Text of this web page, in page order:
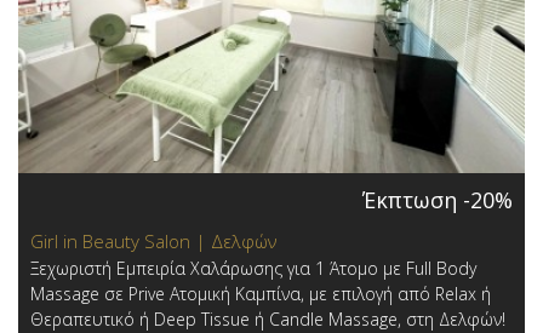
Έκπτωση -20%
Girl in Beauty Salon | Δελφών
Ξεχωριστή Εμπειρία Χαλάρωσης για 1 Άτομο με Full Body
Massage σε Prive Ατομική Καμπίνα, με επιλογή από Relax ή
Θεραπευτικό ή Deep Tissue ή Candle Massage, στη Δελφών!